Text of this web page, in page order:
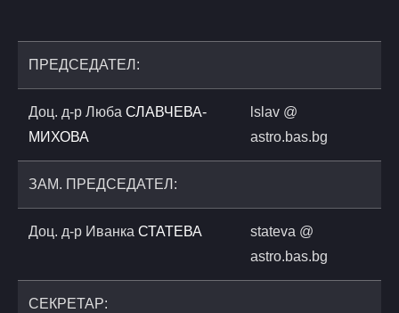
ПРЕДСЕДАТЕЛ:
Доц. д-р Люба СЛАВЧЕВА-
МИХОВА
lslav @
astro.bas.bg
ЗАМ. ПРЕДСЕДАТЕЛ:
Доц. д-р Иванка СТАТЕВА
stateva @
astro.bas.bg
СЕКРЕТАР: